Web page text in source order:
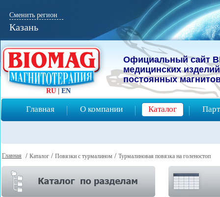
Официальный сайт
мeдицинcких
постоянных
Главная О компании Каталог
RU | EN
Сменить регион
Казань
Главная / Каталог / Повязки с турмалином / Турмалиновая повязка на голеностоп